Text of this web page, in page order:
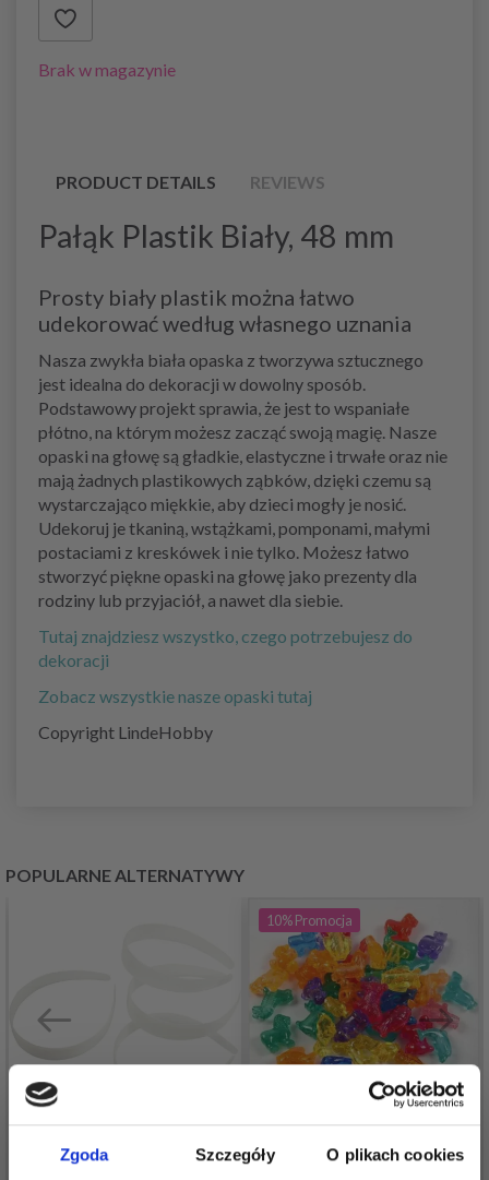
Zgoda Szczegóły O plikach cookies
Brak w magazynie
PRODUCT DETAILS REVIEWS
Pałąk Plastik Biały, 48 mm
Prosty biały plastik można łatwo
udekorować według własnego uznania
Nasza zwykła biała opaska z tworzywa sztucznego
jest idealna do dekoracji w dowolny sposób.
Podstawowy projekt sprawia, że jest to wspaniałe
płótno, na którym możesz zacząć swoją magię. Nasze
opaski na głowę są gładkie, elastyczne i trwałe oraz nie
mają żadnych plastikowych ząbków, dzięki czemu są
wystarczająco miękkie, aby dzieci mogły je nosić.
Udekoruj je tkaniną, wstążkami, pomponami, małymi
postaciami z kreskówek i nie tylko. Możesz łatwo
stworzyć piękne opaski na głowę jako prezenty dla
rodziny lub przyjaciół, a nawet dla siebie.
Tutaj znajdziesz wszystko, czego potrzebujesz do
dekoracji
Zobacz wszystkie nasze opaski tutaj
Copyright LindeHobby
POPULARNE ALTERNATYWY
10%Promocja